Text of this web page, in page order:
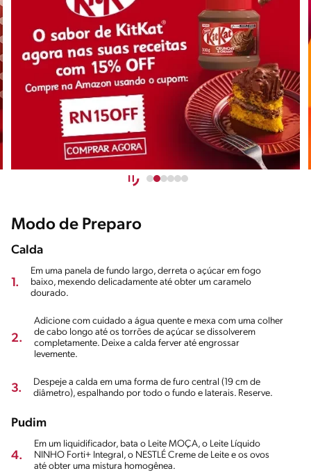
Modo de Preparo
Calda
1.
Em uma panela de fundo largo, derreta o açúcar em fogo
baixo, mexendo delicadamente até obter um caramelo
dourado.
2.
Adicione com cuidado a água quente e mexa com uma colher
de cabo longo até os torrões de açúcar se dissolverem
completamente. Deixe a calda ferver até engrossar
levemente.
3.
Despeje a calda em uma forma de furo central (19 cm de
diâmetro), espalhando por todo o fundo e laterais. Reserve.
Pudim
4.
Em um liquidificador, bata o Leite MOÇA, o Leite Líquido
NINHO Forti+ Integral, o NESTLÉ Creme de Leite e os ovos
até obter uma mistura homogênea.